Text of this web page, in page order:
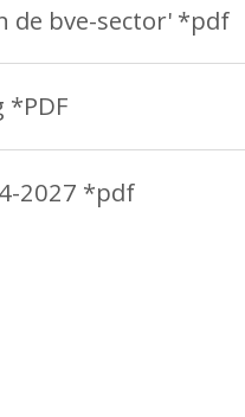
de bve-sector' *pdf
*PDF
2027 *pdf